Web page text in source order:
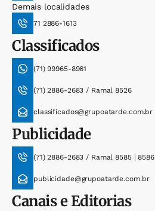
Demais localidades
71 2886-1613
Classificados
(71) 99965-8961
(71) 2886-2683 / Ramal 8526
classificados@grupoatarde.com.br
Publicidade
(71) 2886-2683 / Ramal 8585 | 8586
publicidade@grupoatarde.com.br
Canais e Editorias